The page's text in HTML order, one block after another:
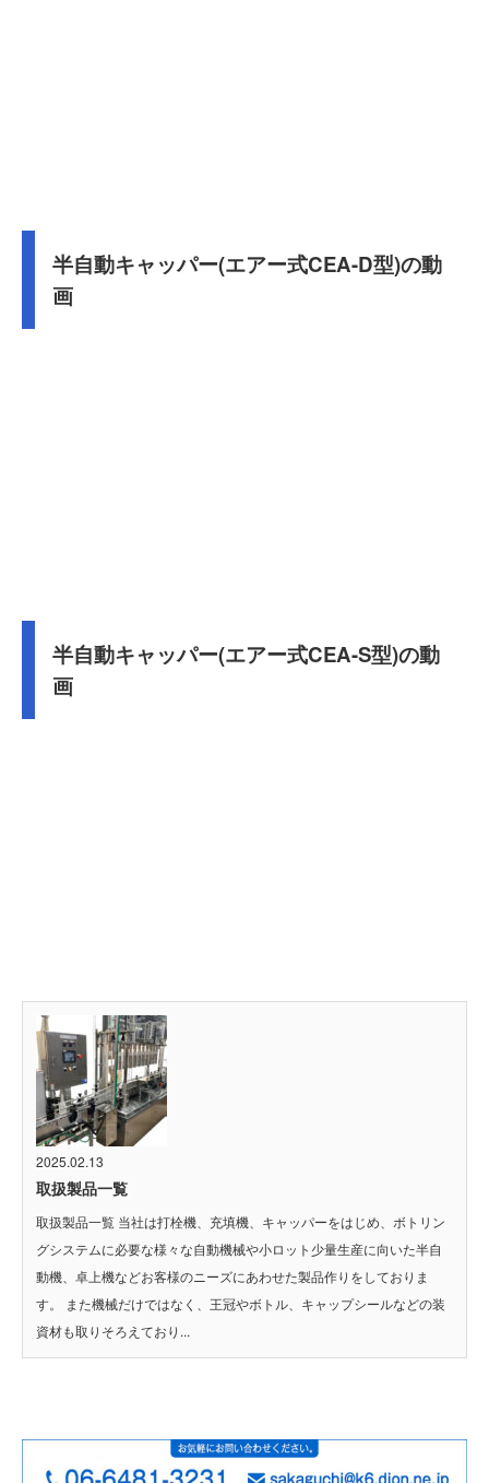
半自動キャッパー(エアー式CEA-D型)の動
画
半自動キャッパー(エアー式CEA-S型)の動
画
2025.02.13
取扱製品一覧
取扱製品一覧 当社は打栓機、充填機、キャッパーをはじめ、ボトリン
グシステムに必要な様々な自動機械や小ロット少量生産に向いた半自
動機、卓上機などお客様のニーズにあわせた製品作りをしておりま
す。 また機械だけではなく、王冠やボトル、キャップシールなどの装
資材も取りそろえており...